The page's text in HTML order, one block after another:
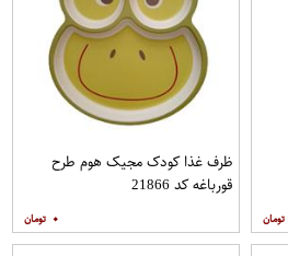
ظرف غذا کودک مجیک هوم طرح
قورباغه کد 21866
۰